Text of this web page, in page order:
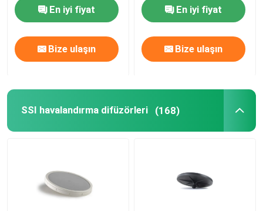
Haberler
Bir teklif isteği
En iyi fiyat
Bize ulaşın
En iyi fiyat
Bize ulaşın
SSI havalandırma difüzörleri (168)